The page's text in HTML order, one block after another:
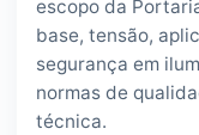
escopo da
base, tensão,
segurança em
normas de
técnica.